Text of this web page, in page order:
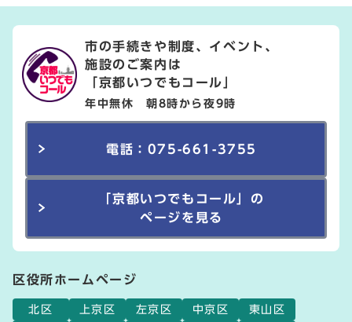
市の手続きや制度、イベント、
施設のご案内は
「京都いつでもコール」
年中無休 朝8時から夜9時
電話：075-661-3755
「京都いつでもコール」の
ページを見る
区役所ホームページ
北区 上京区 左京区 中京区
東山区